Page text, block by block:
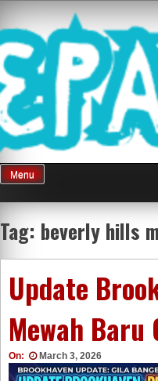
content
Review
Terkini
Seluruh
Menu
Tag: beverly hills
Update
Mewah
On: March 3, 2026